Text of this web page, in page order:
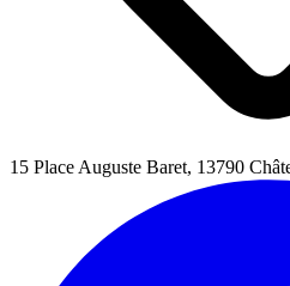
15 Place Auguste Baret, 13790